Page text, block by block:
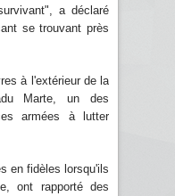
a déclaré
se trouvant près
à l'extérieur de la
Marte, un des
armées à lutter
en fidèles lorsqu'ils
ont rapporté des